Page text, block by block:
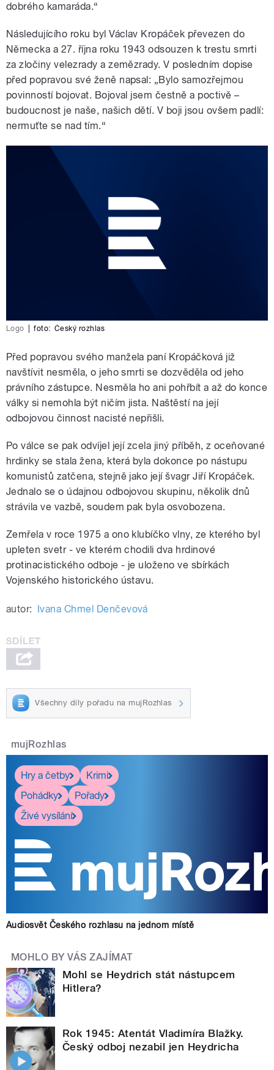
dobrého kamaráda.“
Následujícího roku byl Václav Kropáček převezen do
Německa a 27. října roku 1943 odsouzen k trestu smrti
za zločiny velezrady a zemězrady. V posledním dopise
před popravou své ženě napsal: „Bylo samozřejmou
povinností bojovat. Bojoval jsem čestně a poctivě –
budoucnost je naše, našich dětí. V boji jsou ovšem padlí:
nermuťte se nad tím.“
Logo foto: Český rozhlas
Před popravou svého manžela paní Kropáčková již
navštívit nesměla, o jeho smrti se dozvěděla od jeho
právního zástupce. Nesměla ho ani pohřbít a až do konce
války si nemohla být ničím jista. Naštěstí na její
odbojovou činnost nacisté nepřišli.
Po válce se pak odvíjel její zcela jiný příběh, z oceňované
hrdinky se stala žena, která byla dokonce po nástupu
komunistů zatčena, stejně jako její švagr Jiří Kropáček.
Jednalo se o údajnou odbojovou skupinu, několik dnů
strávila ve vazbě, soudem pak byla osvobozena.
Zemřela v roce 1975 a ono klubíčko vlny, ze kterého byl
upleten svetr - ve kterém chodili dva hrdinové
protinacistického odboje - je uloženo ve sbírkách
Vojenského historického ústavu.
autor: Ivana Chmel Denčevová
Všechny díly pořadu na mujRozhlas
mujRozhlas
Hry a četby
Krimi
Pohádky
Pořady
Živé vysílání
Audiosvět Českého rozhlasu na jednom místě
MOHLO BY VÁS ZAJÍMAT
Mohl se Heydrich stát nástupcem
Hitlera?
Rok 1945: Atentát Vladimíra Blažky.
Český odboj nezabil jen Heydricha